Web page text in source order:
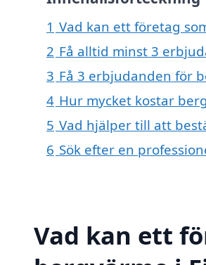
1 Vad kan ett företag
2 Få alltid minst 3
3 Få 3 erbjudanden för
4 Hur mycket kostar
5 Vad hjälper till att
6 Sök efter en
Vad kan ett